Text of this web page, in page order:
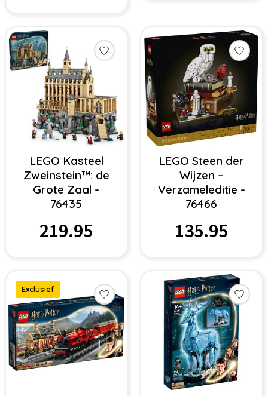
LEGO Kasteel
Zweinstein™: de
Grote Zaal -
76435
219.95
LEGO Steen der
Wijzen –
Verzameleditie -
76466
135.95
Exclusief